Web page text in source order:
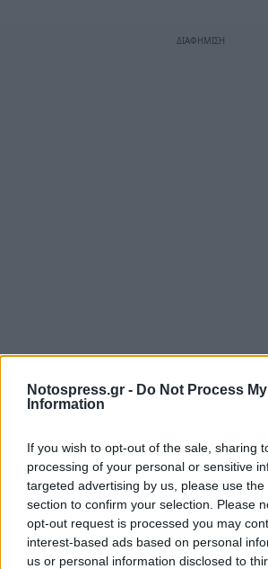
Notospress.gr - Do Not Process
Information
If you wish to opt-out of the sale, sharing
processing of your personal or sensitive
targeted advertising by us, please use
section to confirm your selection. Please
opt-out request is processed you may
interest-based ads based on personal
us or personal information disclosed to